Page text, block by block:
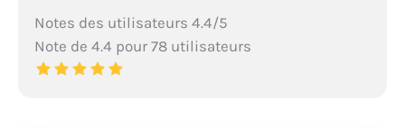
Notes des utilisateurs 4.4/5
Note de 4.4 pour 78 utilisateurs